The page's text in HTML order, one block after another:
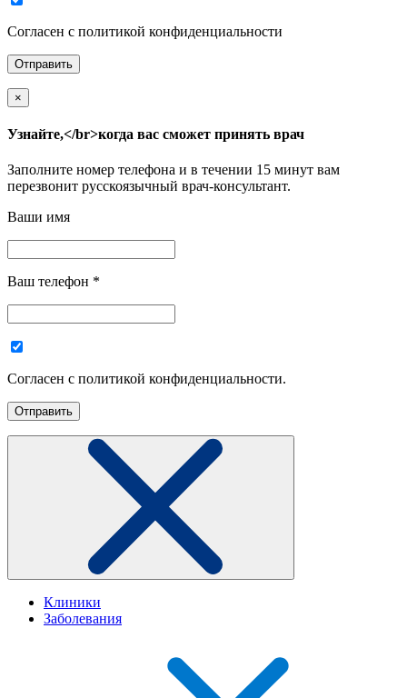
Согласен с политикой конфиденциальности
×
Узнайте,</br>когда вас сможет принять врач
Заполните номер телефона и в течении 15 минут вам
перезвонит русскоязычный врач-консультант.
Ваши имя
Ваш телефон *
Согласен с политикой конфиденциальности.
Клиники
Заболевания